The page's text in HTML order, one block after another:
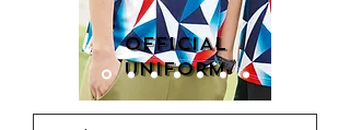
OFFICIAL
uNIFORM